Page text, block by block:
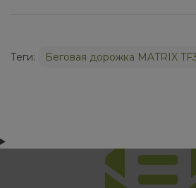
Теги: Беговая дорожка MATRIX